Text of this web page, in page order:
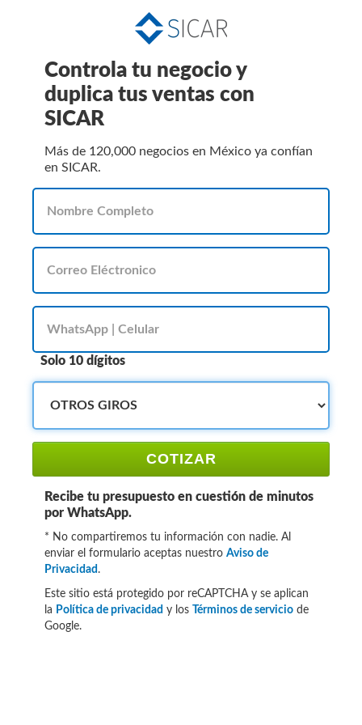
Controla tu negocio y
duplica tus ventas con
SICAR
Más de 120,000 negocios en México ya confían
en SICAR.
Solo 10 dígitos
COTIZAR
Recibe tu presupuesto en cuestión de minutos
por WhatsApp.
* No compartiremos tu información con nadie. Al
enviar el formulario aceptas nuestro Aviso de
Privacidad .
Este sitio está protegido por reCAPTCHA y se aplican
la Política de privacidad y los Términos de servicio de
Google.